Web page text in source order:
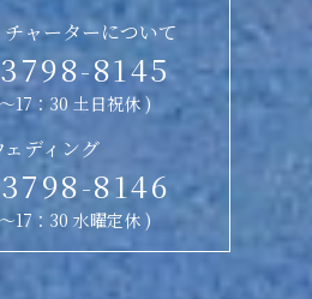
ャーターについて
8145
17：30 土日祝休 )
ェディング
8146
17：30 水曜定休 )